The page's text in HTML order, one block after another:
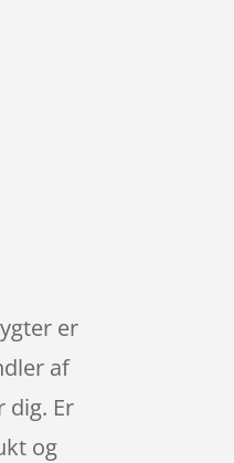
er
af
dig. Er
og